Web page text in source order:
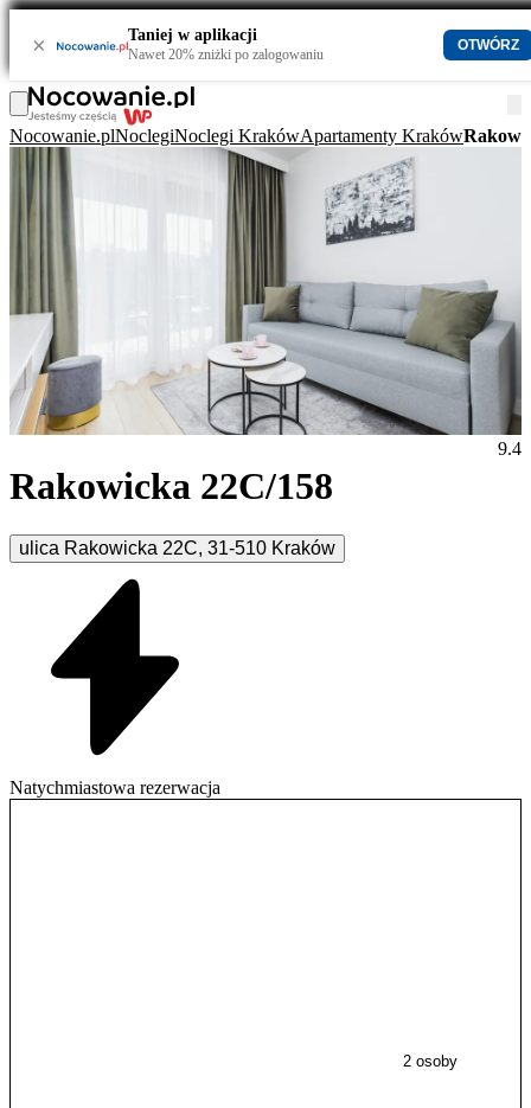
× Taniej w aplikacji
Nawet 20% zniżki po zalogowaniu
OTWÓRZ
Nocowanie.plNoclegiNoclegi KrakówApartamenty Kraków
Rakowicka 22C/158
ulica Rakowicka 22C, 31-510 Kraków
9.4
Natychmiastowa rezerwacja
2 osoby